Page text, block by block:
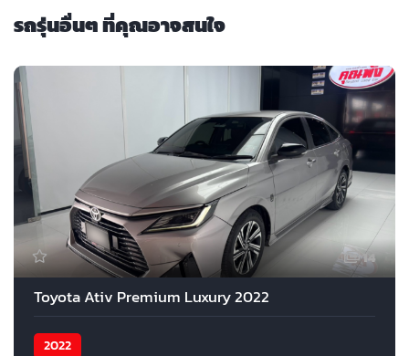
รถรุ่นอื่นๆ ที่คุณอาจสนใจ
14
Toyota Ativ Premium Luxury 2022
2022